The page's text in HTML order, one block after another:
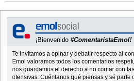
¡Bienvenido #ComentaristaEmol!
Te invitamos a opinar y debatir respecto al
Emol valoramos todos los comentarios
nos guardamos el derecho a no contar con
ofensivas. Cuéntanos qué piensas y sé parte